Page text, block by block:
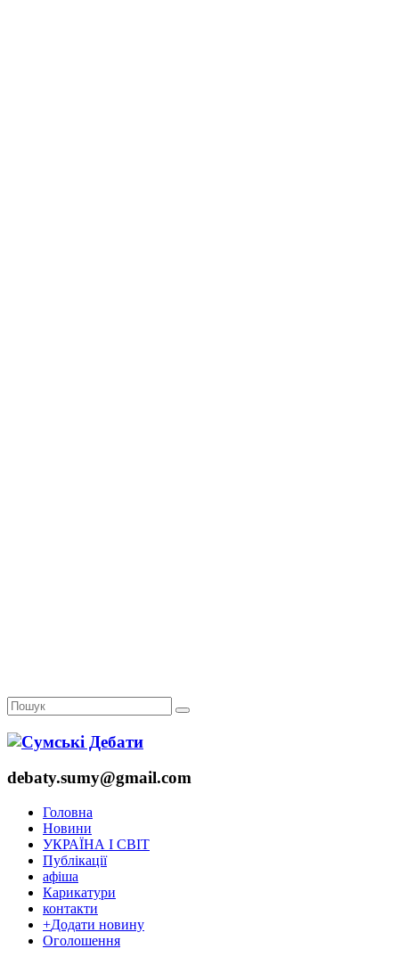
debaty.sumy@gmail.com
Головна
Новини
УКРАЇНА І СВІТ
Публікації
афіша
Карикатури
контакти
+Додати новину
Оголошення